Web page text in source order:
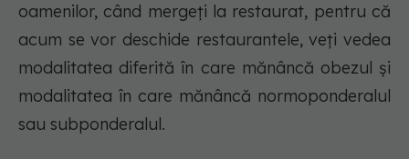
oamenilor, când mergeți la restaurat, pentru că
acum se vor deschide restaurantele, veți vedea
modalitatea diferită în care mănâncă obezul și
modalitatea în care mănâncă normoponderalul
sau subponderalul.